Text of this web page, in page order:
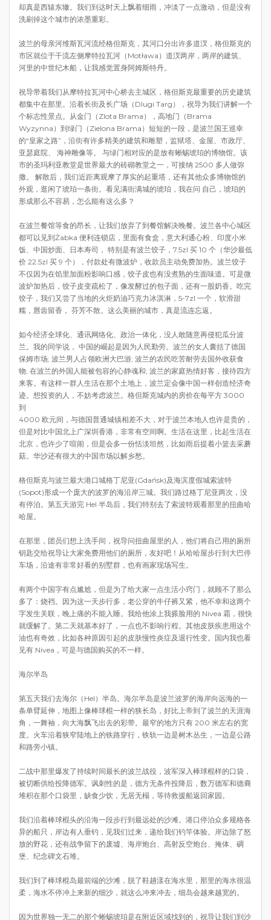
却真是西辕东辙。我们到达时天上飘着细雨，冲淡了一点激动，但是没有
洗刷掉这个城市的浓墨重彩。
波兰的母亲河维斯瓦河流经格但斯克，其河口分出许多道汊，格但斯克的
市区就位于干流左侧摩特拉瓦河（Motława）道汊两岸，两岸的建筑、
河里的中世纪木船，让我感觉置身阿姆斯特丹。
祝导带着我们从摩特拉瓦河中心桥去主城区，格但斯克最重要的历史建筑
都集中在那里。沿着长街及长广场（Dlugi Targ），祝导为我们讲解一个
个标志性景点。从金门（Zlota Brama），高地门（Brama
Wyzynna）到绿门（Zielona Brama）短短的一段，是波兰国王巡幸
的“皇家之路”，沿街有许多精美的建筑和雕塑，监狱塔、金屋、市政厅、
亚瑟庭院、 海神雕像等。 与绿门相对应的是放有蜥蜴琥珀的博物馆。该
市的圣玛利亚教堂是世界最大的砖砌教堂之一，可接纳 2500 多人做弥
撒。 解散后，我们近距离观摩了厚实的起重塔，还有其他众多博物馆的
外观，逛闲了琥珀一条街。看见满街满城的琥珀，我在问 自己，琥珀的
形成那么不容易，怎么能有这么多？
在波兰餐馆等食的昂长，让我们放弃了到餐馆解决晚餐。波兰各中心城区
都可以见到Żabka 便利连锁店，里面有食盒，意大利通心粉、印度小米
饭、中国炒面、日本寿司， 特别是有波兰饺子，7.5zl 买 10 个（华沙最低
价 22.5zl 买 9 个），付款处有微波炉，收款员主动免费加热。波兰饺子
不仅因为在馅里加面粉影响口感，饺子皮也有没煮熟的生面味道。可是微
波炉加热后，饺子皮变疏松了，像发酵过的包子面，还有一股奶香。吃完
饺子，我们又尝了当地的火炬奶油巧克力冰淇淋，5-7zl 一个，软滑甜
糯，唇齿留香， 芬芳不散。这么美丽的城市，真是流连忘返。
如今经济全球化、通讯网络化、政治一体化，没人敢随意再侵犯瓜分波
兰。我的同学说， 中国的崛起是因为人民勤劳。波兰的女人囊括了德国
保姆市场; 波兰男人占领欧洲大巴游; 波兰的农民吃苦耐劳去国外收获食
物; 在波兰的外国人能被包容的心静魂和; 波兰的家庭热情好客，接待四方
来客。有这样一群人生活在那个土地上，波兰定会像中国一样创造经济奇
迹。想投资的人，不妨考虑波兰。格但斯克城内的房价在每平方 3000
到
4000 欧元间，与德国普通城镇相差不大，对于波兰本地人也许是贵的，
但是对比中国北上广深圳香港，非常有空间啊。生活在这里，比起生活在
北京，也许少了喧闹，但是会多一份恬淡坦然，比如雨后提着小篮去采蘑
菇。华沙还有很大的中国市场以解乡愁。
格但斯克与波兰最大港口城格丁尼亚(Gdańsk)及海滨度假城索波特
(Sopot)形成一个庞大的波罗的海沿岸三城。我们路过格丁尼亚两次，没
有停泊。第五天游完 Hel 半岛后，我们特别去了索波特观看那里的扭曲哈
哈屋。
在那里，团员们想上洗手间，祝导问扭曲屋里的人，他们将自己用的厕所
钥匙交给祝导让大家免费用他们的厕所，友好吧！从哈哈屋步行到大巴停
车场，沿途有非常好看的别墅群，也有画家现场写生。
有两个中国字有点尴尬，但是为了给大家一点生活小窍门，就顾不了那么
多了：烧裆。因为这一天步行多，老公穿的牛仔裤又紧，他不幸和这两个
字发生关联，晚上痛的不能入睡。我给他涂上我搽脸用的 Nivea 霜，很快
就缓解了。第二天就基本好了，一点也不影响行程。其他皮肤疾患用这个
油也有奇效，比如各种原因引起的皮肤慢性炎症及退行性变。国内我也看
见有 Nivea，可是与德国购买的不一样。
海尔半岛
第五天我们去海尔（Hel）半岛。海尔半岛是波兰波罗的海岸向远海的一
条单臂延伸，地图上像棒球棍一样的狭长岛，好比上帝到了波兰的天涯海
角，一舞袖，向大海飘飞出去的彩带。最窄的地方只有 200 米左右的宽
度。火车沿着狭窄陆地上的铁路穿行，铁轨一边是树木丛生，一边是公路
和路旁小镇。
二战中那里爆发了持续时间最长的波兰战役，波军深入棒球棍样的口袋，
被切断供给投降德军。讽刺性的是，德方无条件投降后，数万德军和德裔
堆积在那个口袋里，缺食少饮，无居无榻，等待救援船返回家园。
我们沿着棒球棍头的沿海一段步行到最远处的沙滩。港口停泊众多规格各
异的船只，岸边有人垂钓，见我们过来，递给我们钓竿体验。岸边除了怒
放的野花，还有战争留下的废墟、海岸炮台、高射反空炮台、掩体、碉
堡、纪念碑文石堆。
我们到了棒球棍岛最前端的沙滩，脱了鞋趟漾在海水里，那里的海水很温
柔，海水不停冲上来新的细沙，就这么冲来冲去，细岛会越来越宽的。
因为世界独一无二的那个蜥蜴琥珀是在附近区域找到的，祝导让我们到沙